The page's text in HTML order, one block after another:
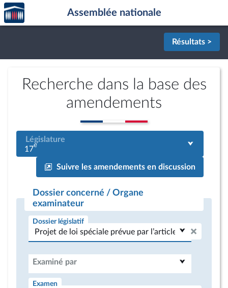
Aller au contenu
Aller en bas de la page
Accèder
à la
page
Assemblée nationale
Résultats >
Recherche dans la base des
amendements
Législature
17e
Suivre les amendements en discussion
Dossier concerné / Organe
examinateur
Dossier législatif
Examiné par
Examen